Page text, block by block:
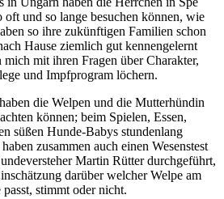
und so lange besuchen können, wie
so ihre zukünftigen Familien schon
Hause ziemlich gut kennengelernt
mit ihren Fragen über Charakter,
und Impfprogram löchern.
die Welpen und die Mutterhündin
können; beim Spielen, Essen,
süßen Hunde-Babys stundenlang
zusammen auch einen Wesenstest
Martin Rütter durchgeführt,
darüber welcher Welpe am
stimmt oder nicht.